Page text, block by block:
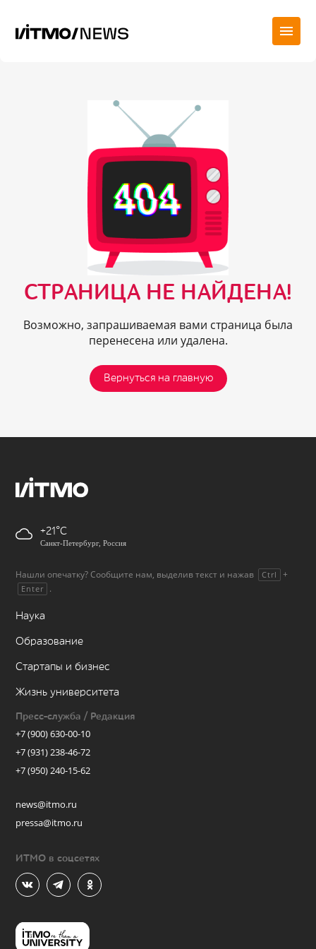
СТРАНИЦА НЕ НАЙДЕНА!
Возможно, запрашиваемая вами страница была
перенесена или удалена.
Вернуться на главную
+21
Санкт-Петербург, Россия
Нашли опечатку? Сообщите нам, выделив текст и нажав Ctrl +
Enter .
Наука
Образование
Стартапы и бизнес
Жизнь университета
Пресс-служба / Редакция
+7 (900) 630-00-10
+7 (931) 238-46-72
+7 (950) 240-15-62
news@itmo.ru
pressa@itmo.ru
ИТМО в соцсетях